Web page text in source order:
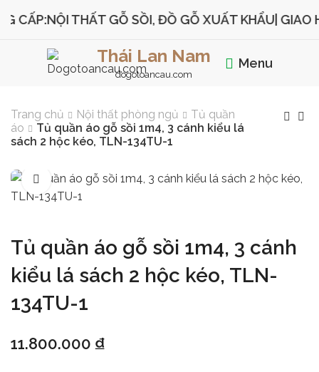
NỘI THẤT GỖ SỒI, ĐỒ GỖ XUẤT KHẨU| GIAO
Thái Lan Nam
dogotoancau.com
Menu
Trang chủ Nội thất phòng ngủ
Tủ quần
áo
Tủ quần áo gỗ sồi 1m4, 3 cánh kiểu lá
sách 2 hộc kéo, TLN-134TU-1
Tủ quần áo gỗ sồi 1m4, 3 cánh
kiểu lá sách 2 hộc kéo, TLN-
134TU-1
11.800.000 ₫